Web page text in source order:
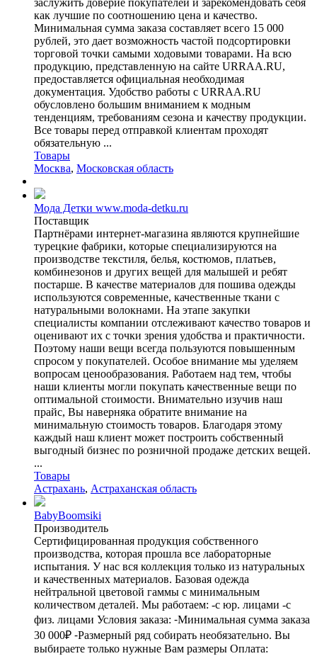
как лучшие по соотношению цена и качество.
Минимальная сумма заказа составляет всего 15 000
рублей, это дает возможность частой подсортировки
торговой точки самыми ходовыми товарами. На всю
продукцию, представленную на сайте URRAA.RU,
предоставляется официальная необходимая
документация. Удобство работы с URRAA.RU
обусловлено большим вниманием к модным
тенденциям, требованиям сезона и качеству продукции.
Все товары перед отправкой клиентам проходят
обязательную ...
Товары
Москва, Московская область
Мода Детки www.moda-detku.ru
Поставщик
Партнёрами интернет-магазина являются крупнейшие
турецкие фабрики, которые специализируются на
производстве текстиля, белья, костюмов, платьев,
комбинезонов и других вещей для малышей и ребят
постарше. В качестве материалов для пошива одежды
используются современные, качественные ткани с
натуральными волокнами. На этапе закупки
специалисты компании отслеживают качество товаров и
оценивают их с точки зрения удобства и практичности.
Поэтому наши вещи всегда пользуются повышенным
спросом у покупателей. Особое внимание мы уделяем
вопросам ценообразования. Работаем над тем, чтобы
наши клиенты могли покупать качественные вещи по
оптимальной стоимости. Внимательно изучив наш
прайс, Вы наверняка обратите внимание на
минимальную стоимость товаров. Благодаря этому
каждый наш клиент может построить собственный
выгодный бизнес по розничной продаже детских вещей.
...
Товары
Астрахань, Астраханская область
BabyBoomsiki
Производитель
Сертифицированная продукция собственного
производства, которая прошла все лабораторные
испытания. У нас вся коллекция только из натуральных
и качественных материалов. Базовая одежда
нейтральной цветовой гаммы с минимальным
количеством деталей. Мы работаем: -с юр. лицами -с
физ. лицами Условия заказа: ⁃Минимальная сумма заказа
30 000₽ ⁃Размерный ряд собирать необязательно. Вы
выбираете только нужные Вам размеры Оплата: